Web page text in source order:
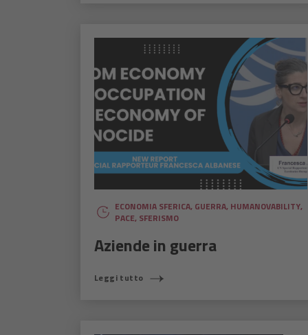
ECONOMIA SFERICA, GUERRA, HUMANOVABILITY,
PACE, SFERISMO
Aziende in guerra
Leggi tutto